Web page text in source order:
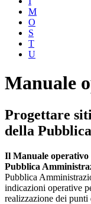
M
O
S
T
U
Manuale
Progettare
della
Il Manuale operativo
Pubblica
Pubblica
indicazioni operative
realizzazione dei